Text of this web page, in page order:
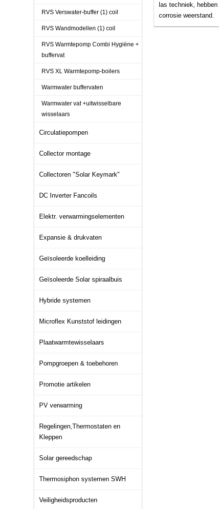
RVS Verswater-buffer (1) coil
RVS Wandmodellen (1) coil
RVS Warmtepomp Combi Hygiëne +
buffervat
RVS XL Warmtepomp-boilers
Warmwater buffervaten
Warmwater vat +uitwisselbare
wisselaars
Circulatiepompen
Collector montage
Collectoren "Solar Keymark"
DC Inverter Fancoils
Elektr. verwarmingselementen
Expansie & drukvaten
Geïsoleerde koelleiding
Geïsoleerde Solar spiraalbuis
Hybride systemen
Microflex Kunststof leidingen
Plaatwarmtewisselaars
Pompgroepen & toebehoren
Promotie artikelen
PV verwarming
Regelingen,Thermostaten en
Kleppen
Solar gereedschap
Thermosiphon systemen SWH
Veiligheidsproducten
las techniek,
corrosie weerstand.